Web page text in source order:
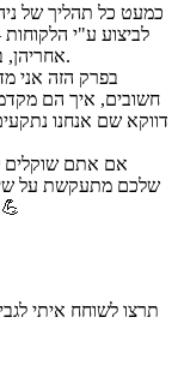
כמעט כל תהליך של
לביצוע ע"י
אחריהן, בירורים עם גורמים חיצוניים, קבלת החלטות ועוד.
בפרק הזה אני
חשובים, איך הם
דווקא שם אנחנו
אם אתם שוקלים
שלכם מתעקשת על
מראש למה לצפות ומה באמת נדרש כדי להצליח 💪
תרצו לשוחח איתי